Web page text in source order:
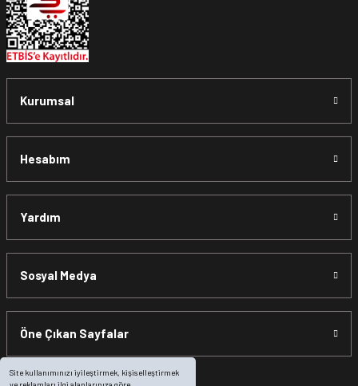
Site kullanımınızı iyileştirmek, kişiselleştirmek
Kurumsal
Hesabım
Yardım
Sosyal Medya
Öne Çıkan Sayfalar